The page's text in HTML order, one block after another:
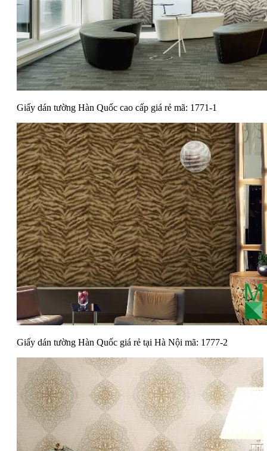
Giấy dán tường Hàn Quốc cao cấp giá rẻ mã: 1771-1
Giấy dán tường Hàn Quốc giá rẻ tại Hà Nội mã: 1777-2